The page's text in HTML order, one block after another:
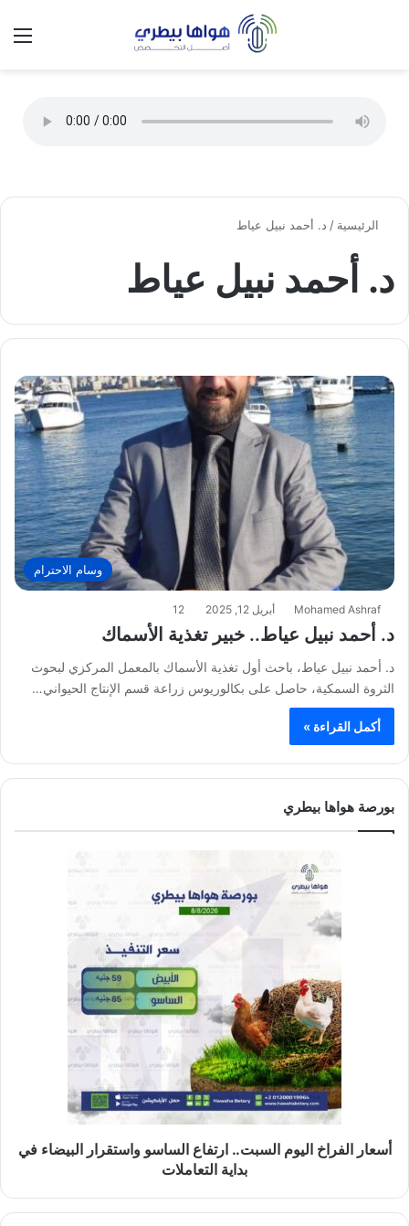
الوضع
الرئيسية / د. أحمد نبيل عياط
د. أحمد نبيل عياط
وسام الاحترام
Mohamed Ashraf أبريل 12, 2025 12
د. أحمد نبيل عياط.. خبير تغذية الأسماك
د. أحمد نبيل عياط، باحث أول تغذية الأسماك بالمعمل المركزي لبحوث
الثروة السمكية، حاصل على بكالوريوس زراعة قسم الإنتاج الحيواني…
أكمل القراءة »
بورصة هواها بيطري
أسعار الفراخ اليوم السبت.. ارتفاع الساسو واستقرار البيضاء في
بداية التعاملات